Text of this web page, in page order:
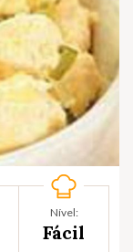
Nível:
Fácil